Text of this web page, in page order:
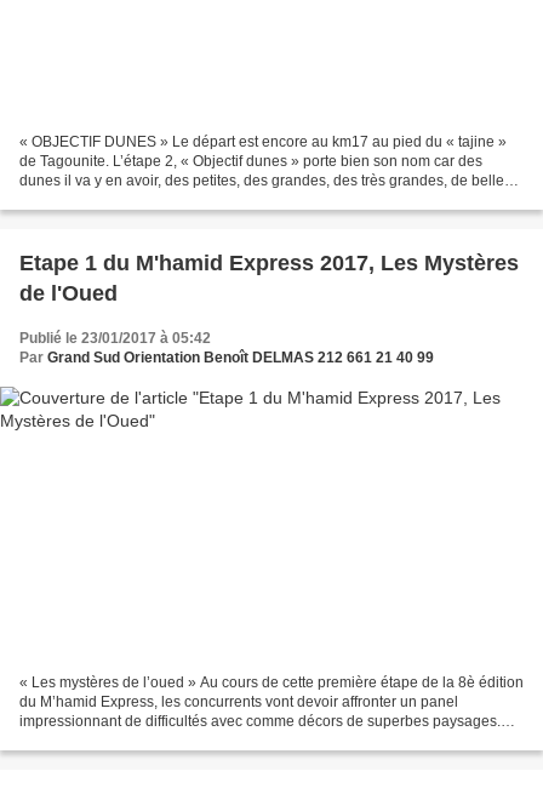
« OBJECTIF DUNES » Le départ est encore au km17 au pied du « tajine »
de Tagounite. L’étape 2, « Objectif dunes » porte bien son nom car des
dunes il va y en avoir, des petites, des grandes, des très grandes, de belles
Etape 1 du M'hamid Express 2017, Les Mystères
de l'Oued
Publié le 23/01/2017 à 05:42
Par Grand Sud Orientation Benoît DELMAS 212 661 21 40 99
« Les mystères de l’oued » Au cours de cette première étape de la 8è édition
du M’hamid Express, les concurrents vont devoir affronter un panel
impressionnant de difficultés avec comme décors de superbes paysages.